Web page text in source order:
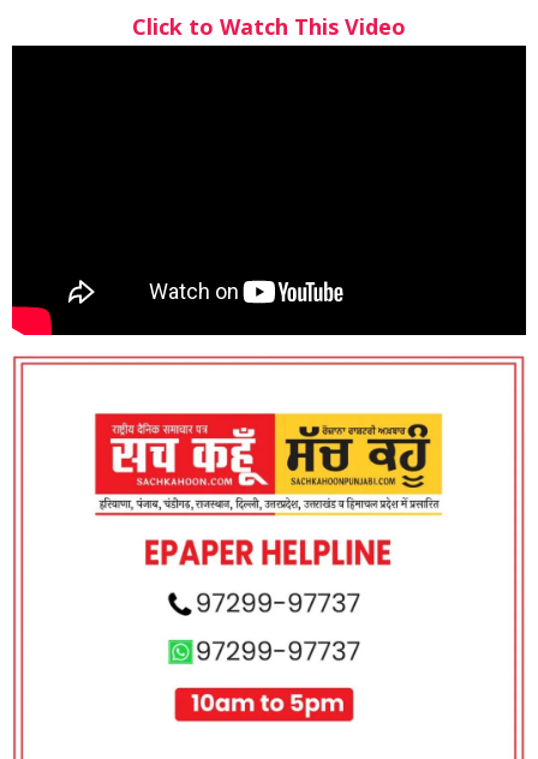
Click to Watch This Video